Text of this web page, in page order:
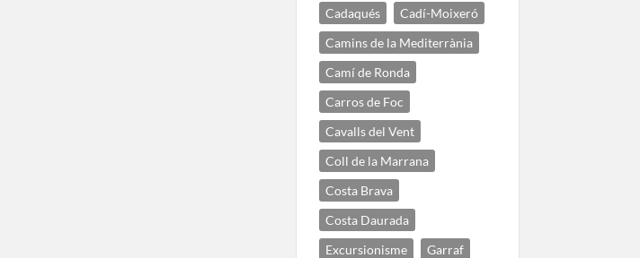
Cadaqués
Cadí-Moixeró
Camins de la Mediterrània
Camí de Ronda
Carros de Foc
Cavalls del Vent
Coll de la Marrana
Costa Brava
Costa Daurada
Excursionisme
Garraf